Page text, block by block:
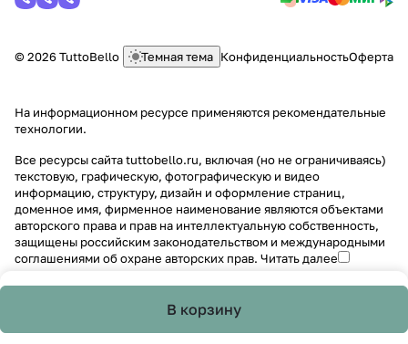
В корзину
© 2026 TuttoBello Темная тема КонфиденциальностьОферта
На информационном ресурсе применяются рекомендательные
технологии.
Все ресурсы сайта tuttobello.ru, включая (но не ограничиваясь)
текстовую, графическую, фотографическую и видео
информацию, структуру, дизайн и оформление страниц,
доменное имя, фирменное наименование являются объектами
авторского права и прав на интеллектуальную собственность,
защищены российским законодательством и международными
соглашениями об охране авторских прав. Читать далее